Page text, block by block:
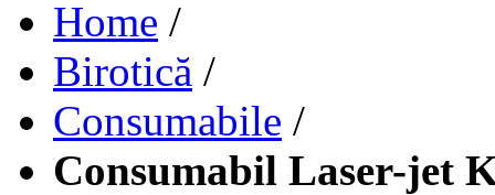
Home /
Birotică /
Consumabile /
Consumabil Laser-jet